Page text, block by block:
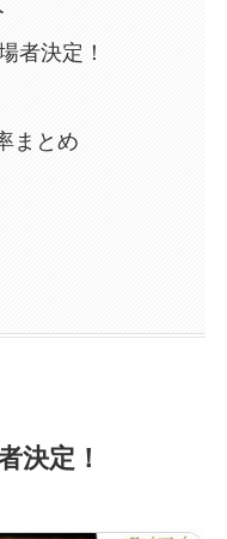
者決定！
まとめ
決定！